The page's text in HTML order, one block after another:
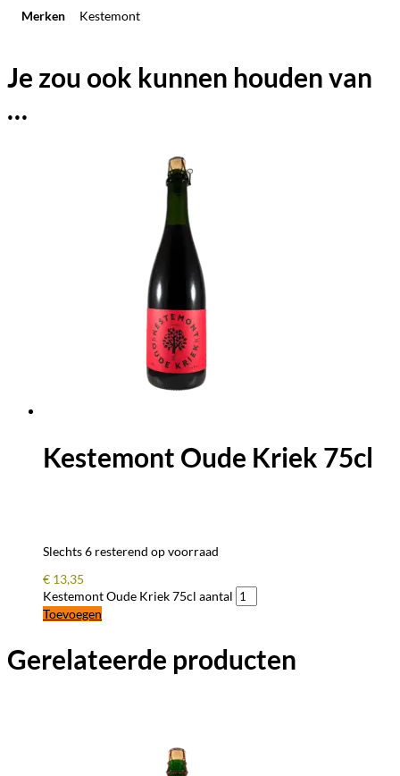
Merken Kestemont
Je zou ook kunnen houden van
…
Kestemont Oude Kriek 75cl
Slechts 6 resterend op voorraad
€ 13,35
Kestemont Oude Kriek 75cl aantal
Toevoegen
Gerelateerde producten